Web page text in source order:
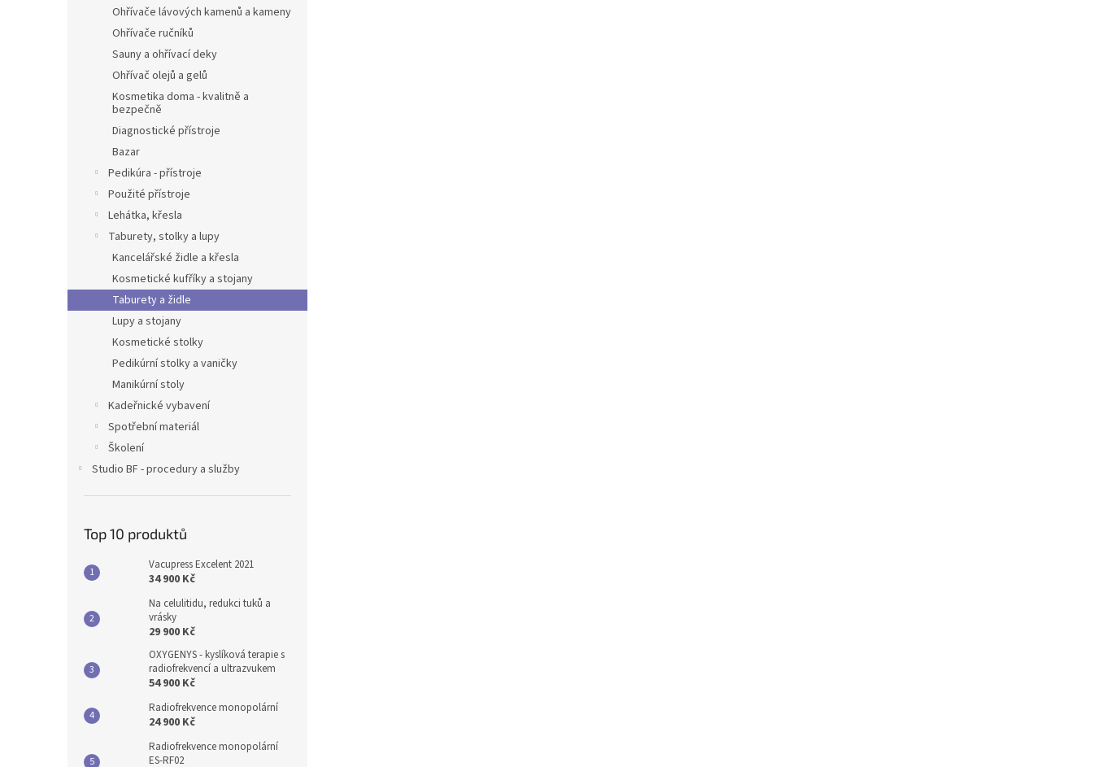
Ohřívače lávových kamenů a kameny
Ohřívače ručníků
Sauny a ohřívací deky
Ohřívač olejů a gelů
Kosmetika doma - kvalitně a
bezpečně
Diagnostické přístroje
Bazar
Pedikúra - přístroje
Použité přístroje
Lehátka, křesla
Taburety, stolky a lupy
Kancelářské židle a křesla
Kosmetické kufříky a stojany
Taburety a židle
Lupy a stojany
Kosmetické stolky
Pedikúrní stolky a vaničky
Manikúrní stoly
Kadeřnické vybavení
Spotřební materiál
Školení
Studio BF - procedury a služby
Top 10 produktů
Vacupress Excelent 2021
34 900 Kč
Na celulitidu, redukci tuků a
vrásky
29 900 Kč
OXYGENYS - kyslíková terapie s
radiofrekvencí a ultrazvukem
54 900 Kč
Radiofrekvence monopolární
24 900 Kč
Radiofrekvence monopolární
ES-RF02